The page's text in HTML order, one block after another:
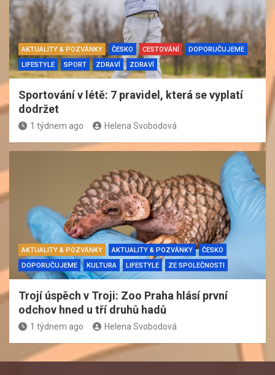
AKTUALITY & POZVÁNKY ČESKO CESTOVÁNÍ
DOPORUČUJEME
LIFESTYLE
SPORT ZDRAVÍ ZDRAVÍ
Sportování v létě: 7 pravidel, která se vyplatí
dodržet
1 týdnem ago Helena Svobodová
AKTUALITY & POZVÁNKY AKTUALITY & POZVÁNKY
ČESKO
DOPORUČUJEME
KULTURA LIFESTYLE ZE SPOLEČNOSTI
Trojí úspěch v Troji: Zoo Praha hlásí první
odchov hned u tří druhů hadů
1 týdnem ago Helena Svobodová